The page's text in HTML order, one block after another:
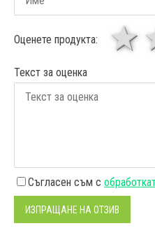
Оценете продукта:
Текст за оценка
Съгласен съм с
ИЗПРАЩАНЕ НА ОТЗИВ